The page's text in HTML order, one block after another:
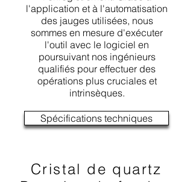
l'application et à l'automatisation
des jauges utilisées, nous
sommes en mesure d'exécuter
l'outil avec le logiciel en
poursuivant nos ingénieurs
qualifiés pour effectuer des
opérations plus cruciales et
intrinsèques.
Spécifications techniques
Cristal de quartz